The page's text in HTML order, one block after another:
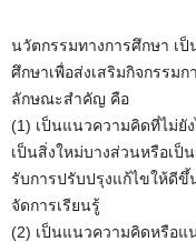
นวัตกรรมทางการศึกษา เ
ศึกษาเพื่อส่งเสริมกิจกรรม
ลักษณะสำคัญ คือ
(1) เป็นแนวความคิดที่ไม่ยั
เป็นสิ่งใหม่บางส่วนหรือเป็
รับการปรับปรุงแก้ไขให้ดีขึ้
จัดการเรียนรู้
(2) เป็นแนวความคิดหรือ